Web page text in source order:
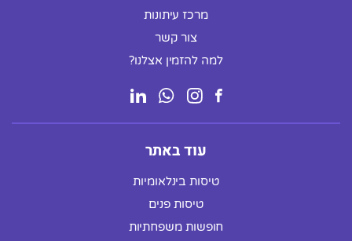
מרכז עיתונות
צור קשר
למה להזמין אצלנו?
עוד באתר
טיסות בינלאומיות
טיסות פנים
חופשות משפחתיות